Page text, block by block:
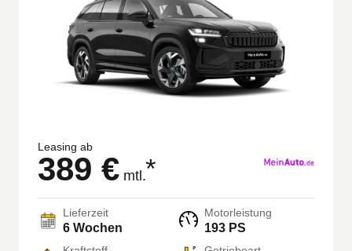
Leasing ab
389 € mtl.*
Lieferzeit
6 Wochen
Motorleistung
193 PS